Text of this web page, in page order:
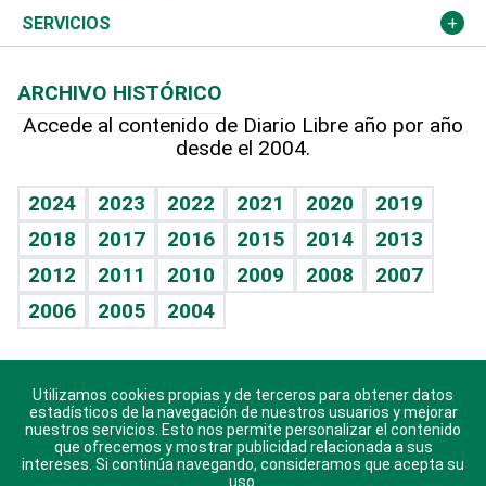
Resto del mundo
Economía personal
Podcast Arte Libre
Hablando con el pediatra
Vida y familia
Eñe
Celebrando la vida
Sin complejos
En pocas palabras
Escuchando al corazón
Economía Personal
Más deportes
TBT Deportivo
Columnistas
Más firmas
Cambio climático
Opinión
Hecho en casa
Guía del dinero
SERVICIOS
Cumpleaños
Horóscopos
Crucigramas
ARCHIVO HISTÓRICO
Accede al contenido de Diario Libre año por año
desde el 2004.
2024 2023 2022 2021 2020
2019
2018
2017 2016 2015 2014
2013
2012
2011 2010 2009 2008
2007
2006
2005 2004
Descarga nuestras aplicaciones para Android, iOS y
sistema Huawei.
Utilizamos cookies propias y de terceros para obtener datos
estadísticos de la navegación de nuestros usuarios y mejorar
nuestros servicios. Esto nos permite personalizar el contenido
que ofrecemos y mostrar publicidad relacionada a sus
intereses. Si continúa navegando, consideramos que acepta su
uso.